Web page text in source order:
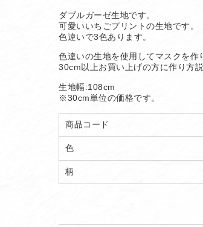
ダブルガーゼ生地です。
可愛いいちごプリントの生地です。
色違いで3色あります。
色違いの生地を使用してマスクを作
30cm以上お買い上げの方に作り方
生地幅:108cm
※30cm単位の価格です。
商品コード
色
柄